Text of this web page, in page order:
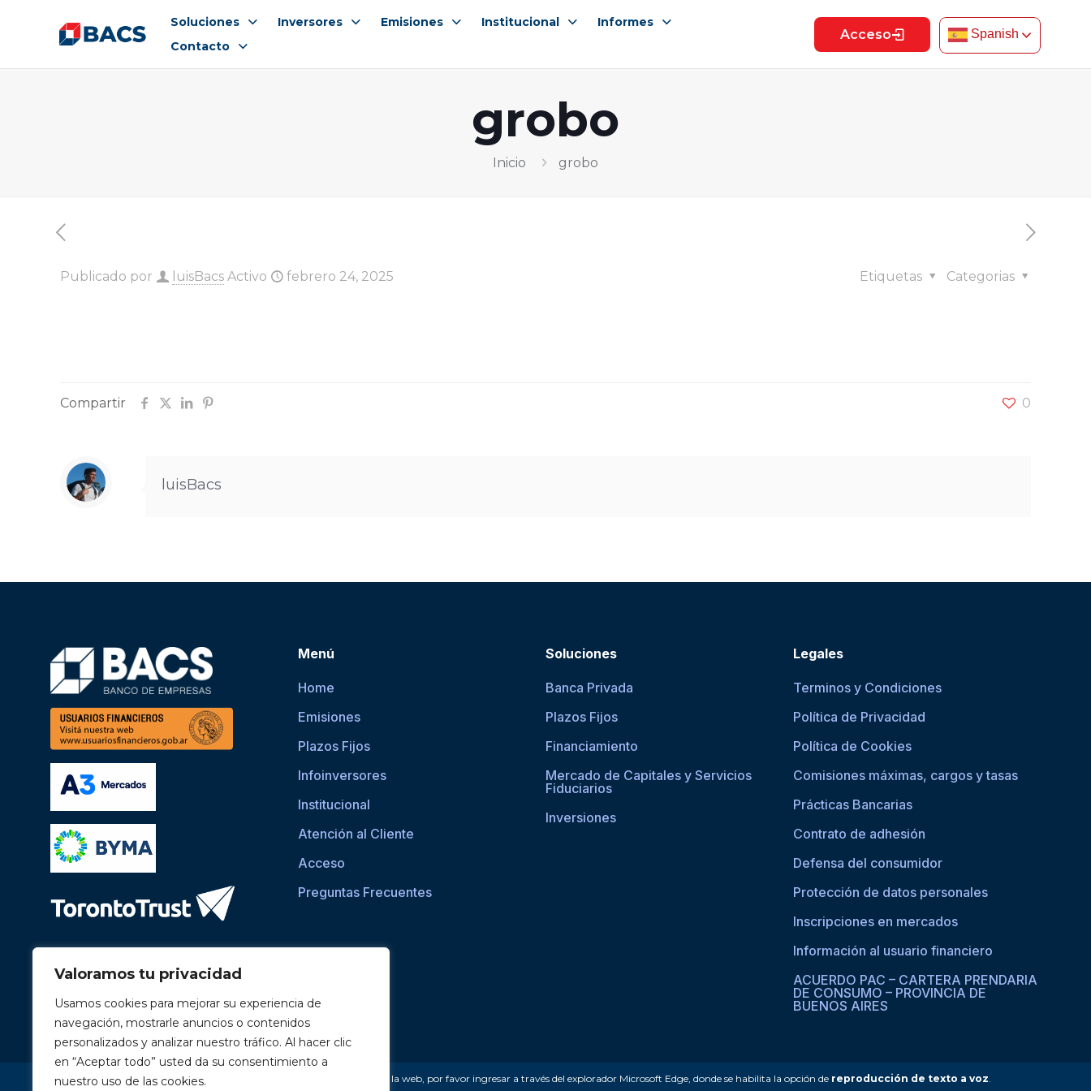
Valoramos tu privacidad
Usamos cookies para mejorar su experiencia de
navegación, mostrarle anuncios o contenidos
personalizados y analizar nuestro tráfico. Al hacer clic
en “Aceptar todo” usted da su consentimiento a
nuestro uso de las cookies.
Soluciones Inversores Emisiones Institucional
Informes
Contacto
Acceso Spanish
grobo
Inicio grobo
Publicado por luisBacs Activo febrero 24, 2025 Categorias
Etiquetas
Compartir 0
luisBacs
Menú
Home
Emisiones
Plazos Fijos
Infoinversores
Institucional
Atención al Cliente
Acceso
Preguntas Frecuentes
Soluciones
Banca Privada
Plazos Fijos
Financiamiento
Mercado de Capitales y Servicios
Fiduciarios
Inversiones
Legales
Terminos y Condiciones
Política de Privacidad
Política de Cookies
Comisiones máximas, cargos y tasas
Prácticas Bancarias
Contrato de adhesión
Defensa del consumidor
Protección de datos personales
Inscripciones en mercados
Información al usuario financiero
ACUERDO PAC – CARTERA PRENDARIA
DE CONSUMO – PROVINCIA DE
BUENOS AIRES
Si asistís a una persona con dificultades visuales para acceder a la web, por favor ingresar a través del explorador Microsoft Edge, donde se habilita la opción de reproducción de texto a voz.